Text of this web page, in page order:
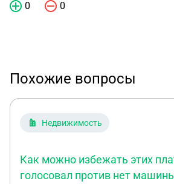
0 0
Похожие вопросы
Недвижимость
Как можно избежать этих
голосовал против нет